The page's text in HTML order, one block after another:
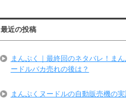
最近の投稿
まんぷく｜最終回のネタバレ！まん
ードルバカ売れの後は？
まんぷくヌードルの自動販売機の